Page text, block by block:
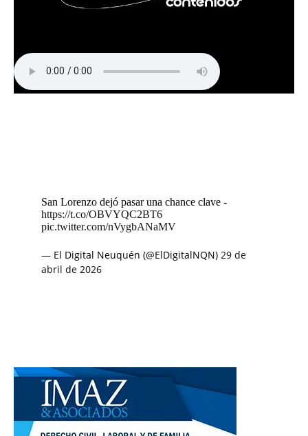
San Lorenzo dejó pasar una chance clave -
https://t.co/OBVYQC2BT6
pic.twitter.com/nVygbANaMV
— El Digital Neuquén (@ElDigitalNQN) 29 de
abril de 2026